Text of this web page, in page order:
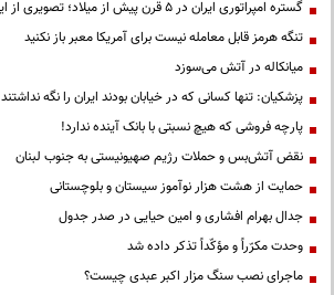
گستره امپراتوری ایران در ۵ قرن پیش از میلاد؛ تصویری از ایران ۲۵ قرن پیش
تنگه هرمز قابل معامله نیست برای آمریکا معبر باز نکنید
میانکاله در آتش می‌سوزد
پزشکیان: تنها کسانی که در خیابان بودند ایران را نگه
پارچه فروشی که هیچ نسبتی با بانک آینده ندارد!
نقض آتش‌بس و حملات رژیم صهیونیستی به جنوب لبنان
حمایت از هشت هزار نوآموز سیستان و بلوچستانی
جدال بهرام افشاری و امین حیایی در صدر جدول
وحدت مکرّراً و مؤکّداً تذکر داده شد
ماجرای نصب سنگ مزار اکبر عبدی چیست؟